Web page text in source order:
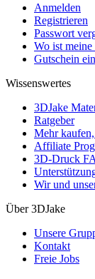
Anmelden
Registrieren
Passwort
Wo ist
Gutschein
Wissenswertes
3DJake
Ratgeber
Mehr
Affiliate
3D-Druck
Wir und
Über 3DJake
Unsere
Kontakt
Freie Jobs